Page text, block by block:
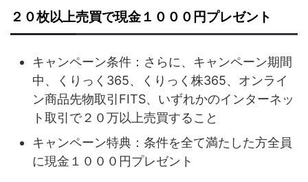
２０枚以上売買で現金１０００円プレゼント
キャンペーン条件：さらに、キャンペーン期間
中、くりっく365、くりっく株365、オンライ
ン商品先物取引FITS、いずれかのインターネッ
ト取引で２０万以上売買すること
キャンペーン特典：条件を全て満たした方全員
に現金１０００円プレゼント